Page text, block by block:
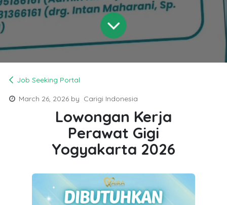
Job Seeking Portal
March 26, 2026 by Carigi Indonesia
Lowongan Kerja
Perawat Gigi
Yogyakarta 2026